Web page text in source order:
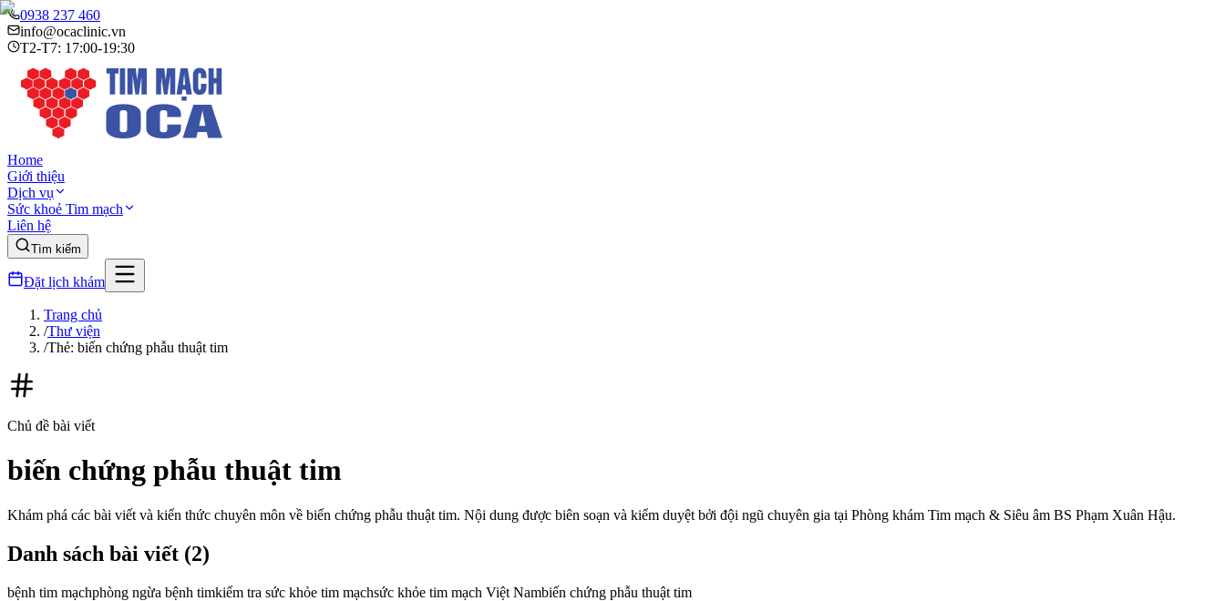
0938 237 460
info@ocaclinic.vn
T2-T7: 17:00-19:30
Home
Giới thiệu
Dịch vụ
Sức khoẻ Tim mạch
Liên hệ
Tìm kiếm
Đặt lịch khám
Trang chủ
/Thư viện
/Thẻ: biến chứng phẫu thuật tim
Chủ đề bài viết
biến chứng phẫu thuật tim
Khám phá các bài viết và kiến thức chuyên môn về biến chứng phẫu thuật tim. Nội dung được biên soạn và kiểm duyệt bởi đội ngũ chuyên gia tại Phòng khám Tim mạch & Siêu âm BS Phạm Xuân Hậu.
Danh sách bài viết (2)
bệnh tim mạchphòng ngừa bệnh timkiểm tra sức khỏe tim mạchsức khỏe tim mạch Việt Nambiến chứng phẫu thuật tim